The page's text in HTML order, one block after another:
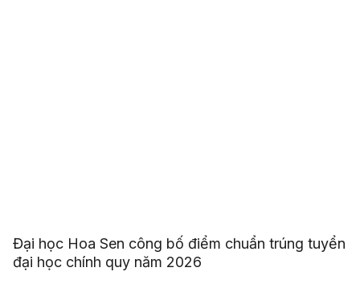
Đại học Hoa Sen công bố điểm chuẩn trúng tuyển
đại học chính quy năm 2026